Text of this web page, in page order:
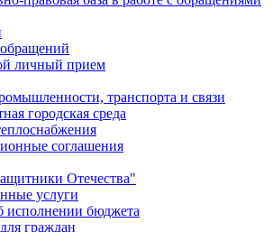
личный прием
транспорта и связи
городская среда
соглашения
Отечества"
услуги
исполнении бюджета
граждан